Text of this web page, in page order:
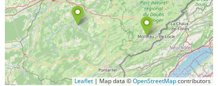
Leaflet | Map data ©OpenStreetMapcontributors